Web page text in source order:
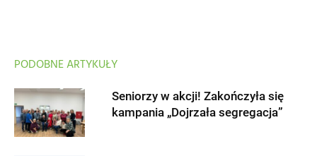
PODOBNE ARTYKUŁY
Seniorzy w akcji! Zakończyła się
kampania „Dojrzała segregacja”